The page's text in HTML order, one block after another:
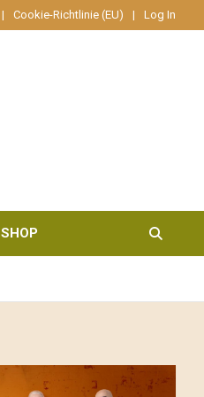
Cookie-Richtlinie (EU) Log In
SHOP